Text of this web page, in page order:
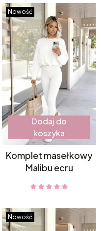
Nowość
Dodaj do
koszyka
Komplet masełkowy
Malibu ecru
Nowość